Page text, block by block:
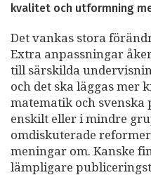
kvalitet och utformning
Det vankas stora
Extra anpassningar
till särskilda
och det ska läggas mer
matematik och svenska
enskilt eller i mindre
omdiskuterade
meningar om. Kanske
lämpligare